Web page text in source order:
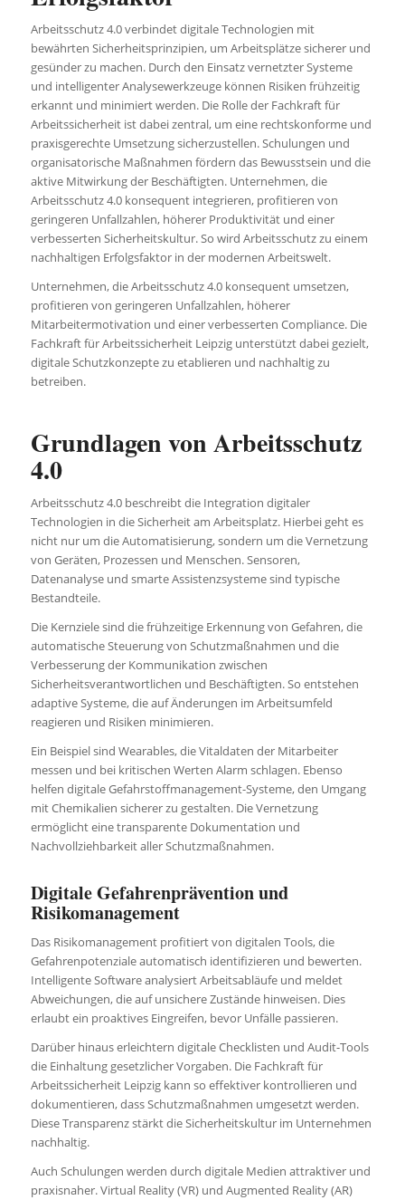
Arbeitsschutz 4.0 verbindet digitale Technologien mit
bewährten Sicherheitsprinzipien, um Arbeitsplätze sicherer und
gesünder zu machen. Durch den Einsatz vernetzter Systeme
und intelligenter Analysewerkzeuge können Risiken frühzeitig
erkannt und minimiert werden. Die Rolle der Fachkraft für
Arbeitssicherheit ist dabei zentral, um eine rechtskonforme und
praxisgerechte Umsetzung sicherzustellen. Schulungen und
organisatorische Maßnahmen fördern das Bewusstsein und die
aktive Mitwirkung der Beschäftigten. Unternehmen, die
Arbeitsschutz 4.0 konsequent integrieren, profitieren von
geringeren Unfallzahlen, höherer Produktivität und einer
verbesserten Sicherheitskultur. So wird Arbeitsschutz zu einem
nachhaltigen Erfolgsfaktor in der modernen Arbeitswelt.
Unternehmen, die Arbeitsschutz 4.0 konsequent umsetzen,
profitieren von geringeren Unfallzahlen, höherer
Mitarbeitermotivation und einer verbesserten Compliance. Die
Fachkraft für Arbeitssicherheit Leipzig unterstützt dabei gezielt,
digitale Schutzkonzepte zu etablieren und nachhaltig zu
betreiben.
Grundlagen von Arbeitsschutz
4.0
Arbeitsschutz 4.0 beschreibt die Integration digitaler
Technologien in die Sicherheit am Arbeitsplatz. Hierbei geht es
nicht nur um die Automatisierung, sondern um die Vernetzung
von Geräten, Prozessen und Menschen. Sensoren,
Datenanalyse und smarte Assistenzsysteme sind typische
Bestandteile.
Die Kernziele sind die frühzeitige Erkennung von Gefahren, die
automatische Steuerung von Schutzmaßnahmen und die
Verbesserung der Kommunikation zwischen
Sicherheitsverantwortlichen und Beschäftigten. So entstehen
adaptive Systeme, die auf Änderungen im Arbeitsumfeld
reagieren und Risiken minimieren.
Ein Beispiel sind Wearables, die Vitaldaten der Mitarbeiter
messen und bei kritischen Werten Alarm schlagen. Ebenso
helfen digitale Gefahrstoffmanagement-Systeme, den Umgang
mit Chemikalien sicherer zu gestalten. Die Vernetzung
ermöglicht eine transparente Dokumentation und
Nachvollziehbarkeit aller Schutzmaßnahmen.
Digitale Gefahrenprävention und
Risikomanagement
Das Risikomanagement profitiert von digitalen Tools, die
Gefahrenpotenziale automatisch identifizieren und bewerten.
Intelligente Software analysiert Arbeitsabläufe und meldet
Abweichungen, die auf unsichere Zustände hinweisen. Dies
erlaubt ein proaktives Eingreifen, bevor Unfälle passieren.
Darüber hinaus erleichtern digitale Checklisten und Audit-Tools
die Einhaltung gesetzlicher Vorgaben. Die Fachkraft für
Arbeitssicherheit Leipzig kann so effektiver kontrollieren und
dokumentieren, dass Schutzmaßnahmen umgesetzt werden.
Diese Transparenz stärkt die Sicherheitskultur im Unternehmen
nachhaltig.
Auch Schulungen werden durch digitale Medien attraktiver und
praxisnaher. Virtual Reality (VR) und Augmented Reality (AR)